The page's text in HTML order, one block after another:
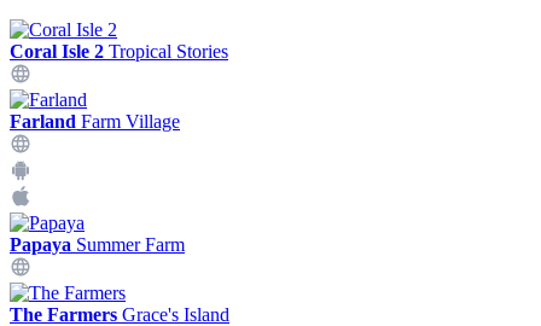
Coral Isle 2 Tropical Stories
Farland Farm Village
Papaya Summer Farm
The Farmers Grace's Island